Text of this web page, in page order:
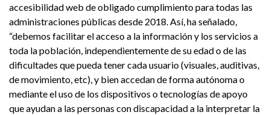
accesibilidad web de obligado cumplimiento para todas las
administraciones públicas desde 2018. Así, ha señalado,
“debemos facilitar el acceso a la información y los servicios a
toda la población, independientemente de su edad o de las
dificultades que pueda tener cada usuario (visuales, auditivas,
de movimiento, etc), y bien accedan de forma autónoma o
mediante el uso de los dispositivos o tecnologías de apoyo
que ayudan a las personas con discapacidad a la interpretar la